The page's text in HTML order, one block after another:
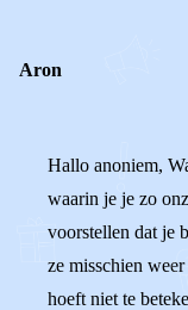
Aron
Hallo anoniem,
waarin je je zo
voorstellen dat je
ze misschien
hoeft niet te